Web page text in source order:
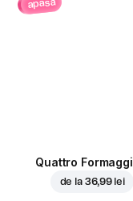
apasă
Quattro Formaggi
de la 36,99 lei